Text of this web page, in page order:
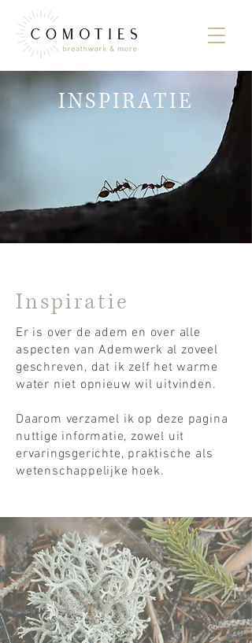
INSPIRATIE
Inspiratie
Er is over de adem en over alle
aspecten van Ademwerk al zoveel
geschreven, dat ik zelf het warme
water niet opnieuw wil uitvinden.
Daarom verzamel ik op deze pagina
nuttige informatie, zowel uit
ervaringsgerichte, praktische als
wetenschappelijke hoek.